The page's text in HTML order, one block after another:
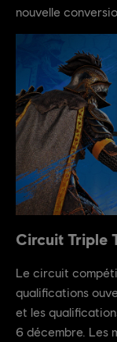
nouvelle
Circuit Triple
Le circuit
qualifications
et les
6 décembre. Les